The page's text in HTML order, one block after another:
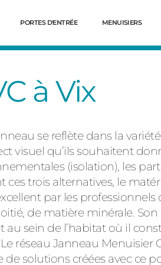
PORTES D'ENTRÉE MENUISIERS
à Vix
se reflète dans la
visuel qu’ils souhaitent
(isolation), les
trois alternatives, le
par les professionnels
de matière minérale.
sein de l’habitat où il
réseau Janneau Menuisier
solutions créées avec ce